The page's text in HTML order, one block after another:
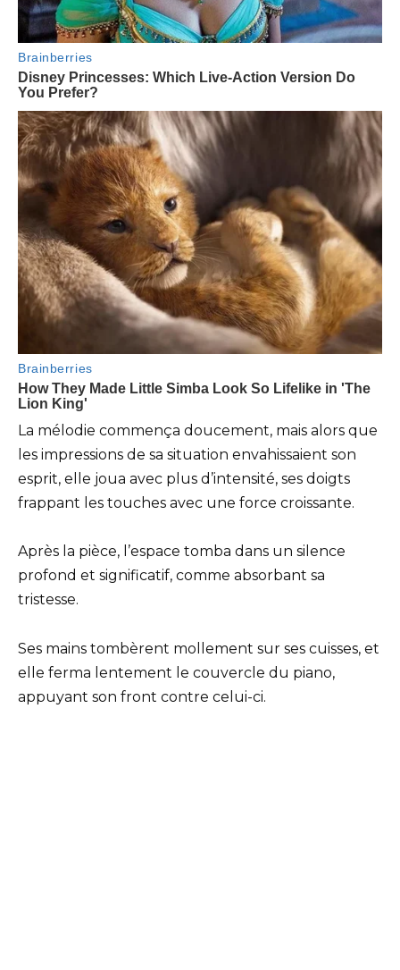
La mélodie commença doucement, mais alors que
les impressions de sa situation envahissaient son
esprit, elle joua avec plus d’intensité, ses doigts
frappant les touches avec une force croissante.
Après la pièce, l’espace tomba dans un silence
profond et significatif, comme absorbant sa
tristesse.
Ses mains tombèrent mollement sur ses cuisses, et
elle ferma lentement le couvercle du piano,
appuyant son front contre celui-ci.